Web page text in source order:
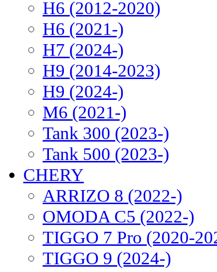
H6 (2012-2020)
H6 (2021-)
H7 (2024-)
H9 (2014-2023)
H9 (2024-)
M6 (2021-)
Tank 300 (2023-)
Tank 500 (2023-)
CHERY
ARRIZO 8 (2022-)
OMODA C5 (2022-)
TIGGO 7 Pro (2020-
TIGGO 9 (2024-)